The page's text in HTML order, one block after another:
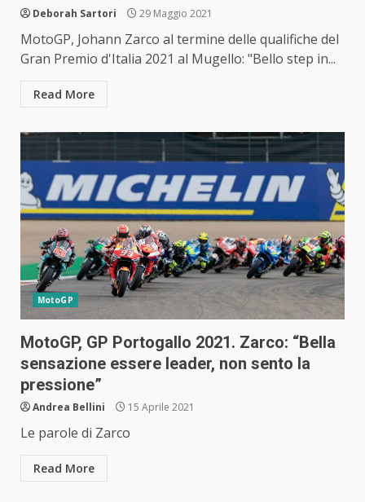
Deborah Sartori 29 Maggio 2021
MotoGP, Johann Zarco al termine delle qualifiche del
Gran Premio d'Italia 2021 al Mugello: "Bello step in...
Read More
MotoGP
MotoGP, GP Portogallo 2021. Zarco: “Bella
sensazione essere leader, non sento la
pressione”
Andrea Bellini 15 Aprile 2021
Le parole di Zarco
Read More